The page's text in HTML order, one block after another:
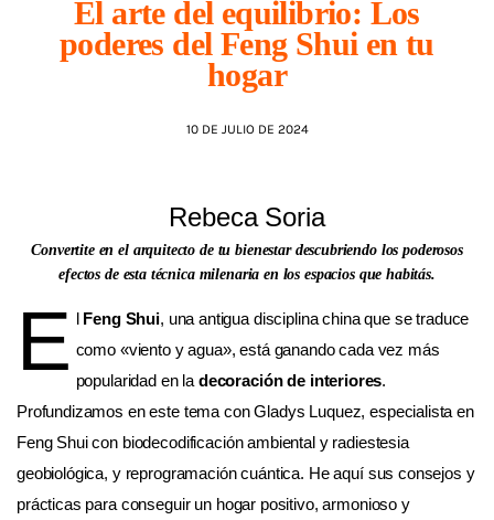
AGENDA
El arte del equilibrio: Los
poderes del Feng Shui en tu
hogar
10 DE JULIO DE 2024
Rebeca Soria
Convertite en el arquitecto de tu bienestar descubriendo los poderosos
efectos de esta técnica milenaria en los espacios que habitás.
E l Feng Shui, una antigua disciplina china que se traduce
como «viento y agua», está ganando cada vez más
popularidad en la decoración de interiores.
Profundizamos en este tema con Gladys Luquez, especialista en
Feng Shui con biodecodificación ambiental y radiestesia
geobiológica, y reprogramación cuántica. He aquí sus consejos y
prácticas para conseguir un hogar positivo, armonioso y